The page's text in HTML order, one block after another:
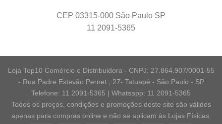
CEP 03315-000 São Paulo SP
11 2091-5365
Loja Top10 Comércio e Distribuidora - CNPJ: 27.864.907/0001-55
- Rua Padre Estevão Pernet , 27- Tatuapé - São Paulo - SP
Telefone: 11 2091-5365 | Whatsapp: 11 2091-5365
Todos os preços, condições e promoções deste site são válidos
apenas para compras online e não se aplicam às Lojas Físicas.